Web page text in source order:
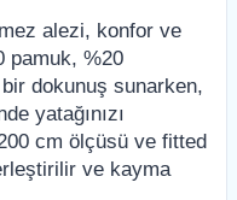
alezi, konfor ve
pamuk, %20
dokunuş sunarken,
yatağınızı
cm ölçüsü ve fitted
ve kayma